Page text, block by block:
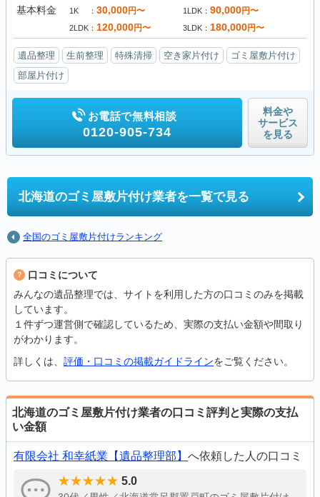
基本料金 1K 30,000円〜 1LDK 90,000円〜
2LDK 120,000円〜 3LDK 180,000円〜
遺品整理 生前整理 特殊清掃 空き家片付け
ゴミ屋敷片付け
部屋片付け
お電話で無料相談
0120-905-734
料金や
サービス
を見る
北海道のゴミ屋敷片付け業者を一覧で見る
全国のゴミ屋敷片付けランキング
口コミについて
みんなの遺品整理では、サイトを利用した方の口コミのみを掲載
しています。
１件ずつ運営側で確認しているため、実際の支払い金額や間取り
がわかります。
詳しくは、 評価・口コミの掲載ガイドラインをご覧ください。
北海道のゴミ屋敷片付け業者の口コミ評判と実際の支払
い金額
有限会社 和幸紙業【遺品整理部】 へ依頼した人の口コミ
5.0